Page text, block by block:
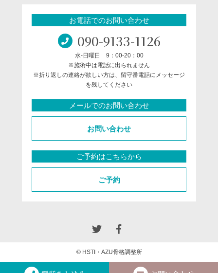
お電話でのお問い合わせ
090-9133-1126
水-日曜日 9：00-20：00
※施術中は電話に出られません
※折り返しの連絡が欲しい方は、留守番電話にメッセージ
を残してください
メールでのお問い合わせ
お問い合わせ
ご予約はこちらから
ご予約
© HSTI・AZU骨格調整所